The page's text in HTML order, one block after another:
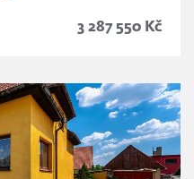
3 287 550 Kč